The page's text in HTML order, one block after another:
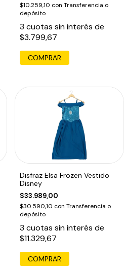
$10.259,10 con Transferencia o
depósito
3 cuotas sin interés de
$3.799,67
COMPRAR
Disfraz Elsa Frozen Vestido
Disney
$33.989,00
$30.590,10 con Transferencia o
depósito
3 cuotas sin interés de
$11.329,67
COMPRAR